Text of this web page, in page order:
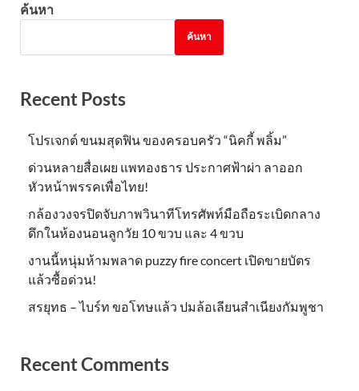
ค้นหา
ค้นหา
Recent Posts
โปรเจกต์ ขนมสุดฟิน ของครอบครัว “นิคกี้ พลิ้ม”
ด่วนหลายสื่อเผย แพทองธาร ประกาศฟ้าผ่า ลาออก
หัวหน้าพรรคเพื่อไทย!
กล้องวงจรปิดจับภาพวินาทีโทรศัพท์มือถือระเบิดกลาง
ดึกในห้องนอนลูกวัย 10 ขวบ และ 4 ขวบ
งานนี้หนุ่มห้ามพลาด puzzy fire concert เปิดขายบัตร
แล้วซื้อด่วน!
สรยุทธ – ไบร์ท ขอโทษแล้ว ปมล้อเลียนสำเนียงกัมพูชา
Recent Comments